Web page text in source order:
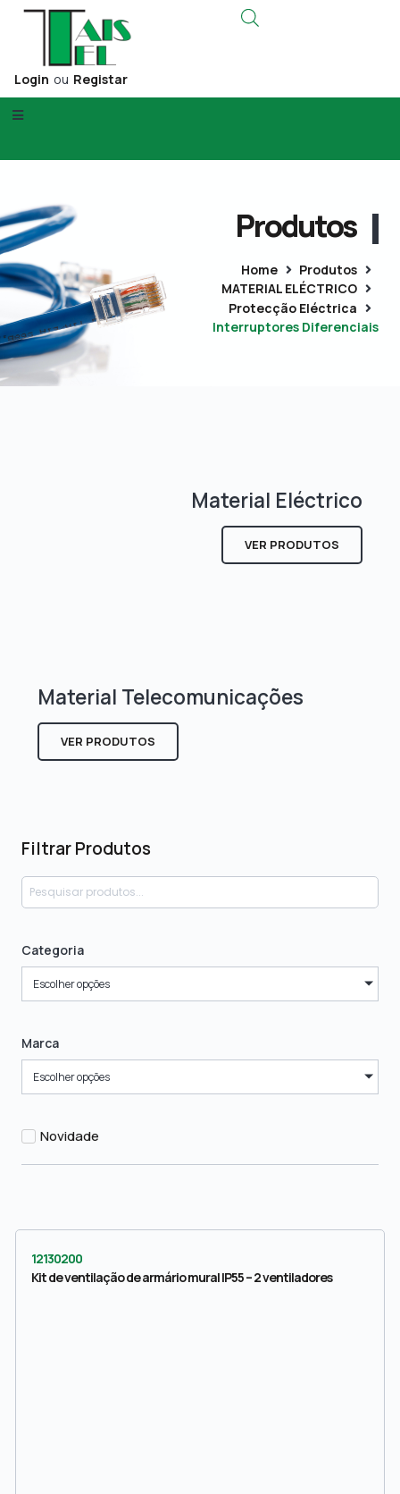
Login ou Registar
Produtos
Home
Produtos
MATERIAL ELÉCTRICO
Protecção Eléctrica
Interruptores Diferenciais
Filtrar Produtos
Categoria
Escolher opções
Marca
Escolher opções
Novidade
Material Eléctrico
VER PRODUTOS
Material Telecomunicações
VER PRODUTOS
12130200
Kit de ventilação de armário mural IP55 – 2 ventiladores